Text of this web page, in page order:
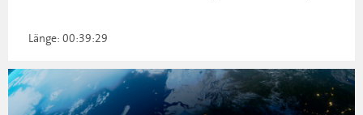
Länge: 00:39:29